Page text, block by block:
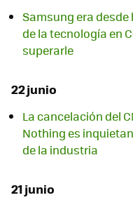
Samsung era
de la tecnología en
superarle
22 junio
La cancelación del
Nothing es
de la industria
21 junio